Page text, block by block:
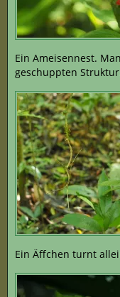
Ein Ameisennest.
geschuppten
Ein Äffchen turnt